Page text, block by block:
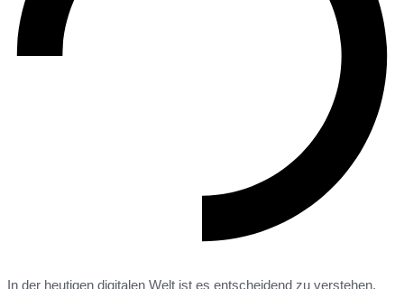
In der heutigen digitalen Welt ist es entscheidend zu verstehen,